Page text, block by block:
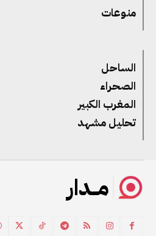
منوعات
الساحل
الصحراء
المغرب الكبير
تحليل مشهد
مــدار